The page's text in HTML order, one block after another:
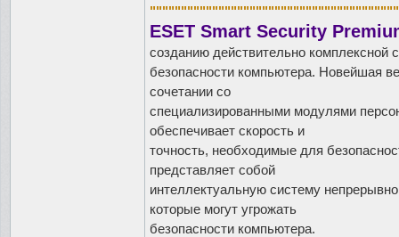
ESET Smart Security
созданию действительно комплексной
безопасности компьютера. Новейшая
сочетании со
специализированными модулями
обеспечивает скорость и
точность, необходимые для
представляет собой
интеллектуальную систему
которые могут угрожать
безопасности компьютера.